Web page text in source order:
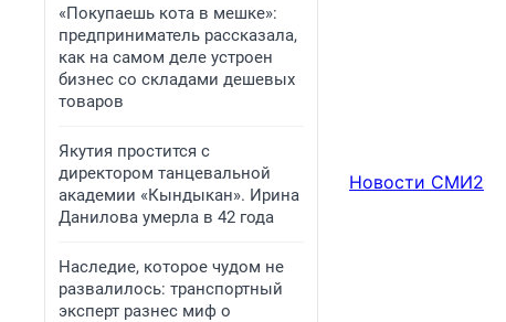
«Покупаешь кота в мешке»:
предприниматель рассказала,
как на самом деле устроен
бизнес со складами дешевых
товаров
Якутия простится с
директором танцевальной
академии «Кындыкан». Ирина
Данилова умерла в 42 года
Наследие, которое чудом не
развалилось: транспортный
эксперт разнес миф о
Новости СМИ2